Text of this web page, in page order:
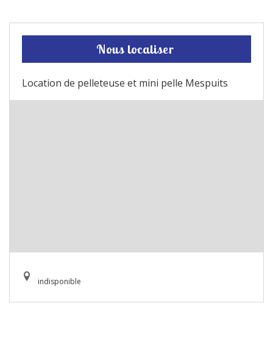
Nous localiser
Location de pelleteuse et mini pelle Mespuits
indisponible